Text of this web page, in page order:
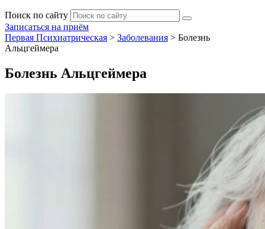
Поиск по сайту
Записаться на приём
Первая Психиатрическая > Заболевания > Болезнь
Альцгеймера
Болезнь Альцгеймера